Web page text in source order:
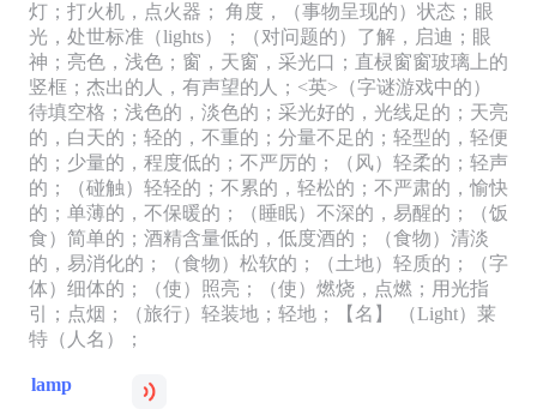
灯；打火机，点火器； 角度，（事物呈现的）状态；眼
光，处世标准（lights）；（对问题的）了解，启迪；眼
神；亮色，浅色；窗，天窗，采光口；直棂窗窗玻璃上的
竖框；杰出的人，有声望的人；<英>（字谜游戏中的）
待填空格；浅色的，淡色的；采光好的，光线足的；天亮
的，白天的；轻的，不重的；分量不足的；轻型的，轻便
的；少量的，程度低的；不严厉的；（风）轻柔的；轻声
的；（碰触）轻轻的；不累的，轻松的；不严肃的，愉快
的；单薄的，不保暖的；（睡眠）不深的，易醒的；（饭
食）简单的；酒精含量低的，低度酒的；（食物）清淡
的，易消化的；（食物）松软的；（土地）轻质的；（字
体）细体的；（使）照亮；（使）燃烧，点燃；用光指
引；点烟；（旅行）轻装地；轻地；【名】 （Light）莱
特（人名）；
lamp